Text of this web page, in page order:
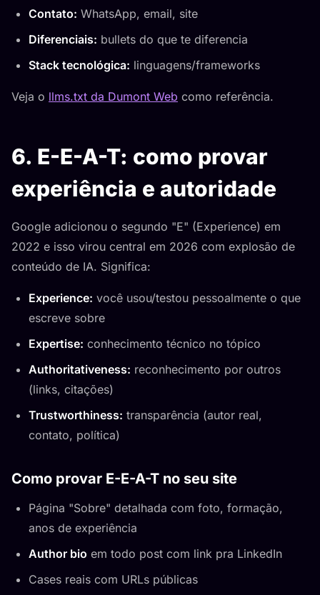
Contato: WhatsApp, email, site
Diferenciais: bullets do que te diferencia
Stack tecnológica: linguagens/frameworks
Veja o llms.txt da Dumont Web como referência.
6. E-E-A-T: como provar
experiência e autoridade
Google adicionou o segundo "E" (Experience) em
2022 e isso virou central em 2026 com explosão de
conteúdo de IA. Significa:
Experience: você usou/testou pessoalmente o que
escreve sobre
Expertise: conhecimento técnico no tópico
Authoritativeness: reconhecimento por outros
(links, citações)
Trustworthiness: transparência (autor real,
contato, política)
Como provar E-E-A-T no seu site
Página "Sobre" detalhada com foto, formação,
anos de experiência
Author bio em todo post com link pra LinkedIn
Cases reais com URLs públicas